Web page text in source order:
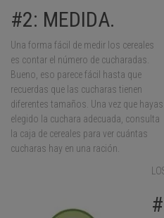
#2: MEDIDA.
Una forma fácil de medir los cereales
es contar el número de cucharadas.
Bueno, eso parece fácil hasta que
recuerdas que las cucharas tienen
diferentes tamaños. Una vez que hayas
elegido la cuchara adecuada, consulta
la caja de cereales para ver cuántas
cucharas hay en una ración.